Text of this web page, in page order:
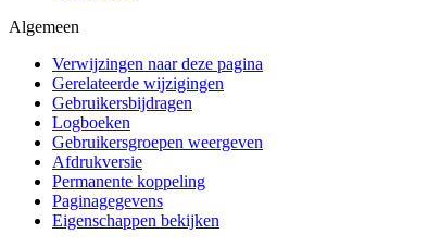
Algemeen
Verwijzingen naar deze pagina
Gerelateerde wijzigingen
Gebruikersbijdragen
Logboeken
Gebruikersgroepen weergeven
Afdrukversie
Permanente koppeling
Paginagegevens
Eigenschappen bekijken